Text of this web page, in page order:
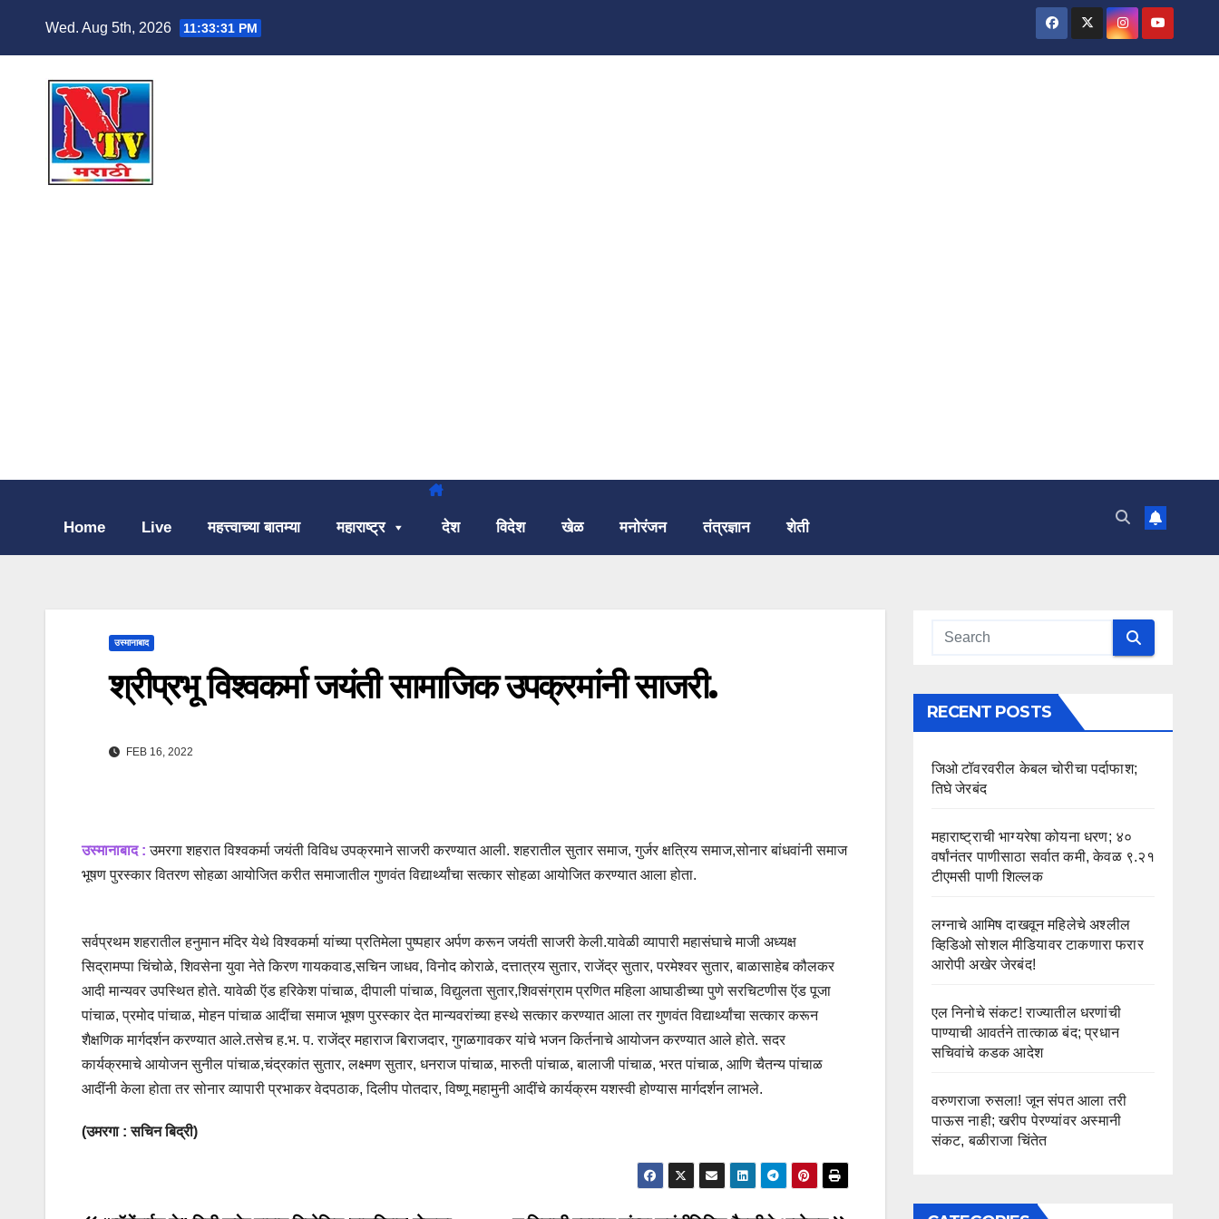
Wed. Aug 5th, 2026 11:33:32 PM
Home Live महत्त्वाच्या बातम्या महाराष्ट्र देश विदेश खेळ मनोरंजन तंत्रज्ञान शेती
उस्मानाबाद
श्रीप्रभू विश्वकर्मा जयंती सामाजिक उपक्रमांनी साजरी.
FEB 16, 2022
उस्मानाबाद :उमरगा शहरात विश्‍वकर्मा जयंती विविध उपक्रमाने साजरी करण्यात आली. शहरातील सुतार समाज, गुर्जर क्षत्रिय समाज,सोनार बांधवांनी समाज
भूषण पुरस्कार वितरण सोहळा आयोजित करीत समाजातील गुणवंत विद्यार्थ्यांचा सत्कार सोहळा आयोजित करण्यात आला होता.
सर्वप्रथम शहरातील हनुमान मंदिर येथे विश्वकर्मा यांच्या प्रतिमेला पुष्पहार अर्पण करून जयंती साजरी केली.यावेळी व्यापारी महासंघाचे माजी अध्यक्ष
सिद्रामप्पा चिंचोळे, शिवसेना युवा नेते किरण गायकवाड,सचिन जाधव, विनोद कोराळे, दत्तात्रय सुतार, राजेंद्र सुतार, परमेश्वर सुतार, बाळासाहेब कौलकर
आदी मान्यवर उपस्थित होते. यावेळी ऍड हरिकेश पांचाळ, दीपाली पांचाळ, विद्युलता सुतार,शिवसंग्राम प्रणित महिला आघाडीच्या पुणे सरचिटणीस ऍड पूजा
पांचाळ, प्रमोद पांचाळ, मोहन पांचाळ आदींचा समाज भूषण पुरस्कार देत मान्यवरांच्या हस्थे सत्कार करण्यात आला तर गुणवंत विद्यार्थ्यांचा सत्कार करून
शैक्षणिक मार्गदर्शन करण्यात आले.तसेच ह.भ. प. राजेंद्र महाराज बिराजदार, गुगळगावकर यांचे भजन किर्तनाचे आयोजन करण्यात आले होते. सदर
कार्यक्रमाचे आयोजन सुनील पांचाळ,चंद्रकांत सुतार, लक्ष्मण सुतार, धनराज पांचाळ, मारुती पांचाळ, बालाजी पांचाळ, भरत पांचाळ, आणि चैतन्य पांचाळ
आदींनी केला होता तर सोनार व्यापारी प्रभाकर वेदपठाक, दिलीप पोतदार, विष्णू महामुनी आदींचे कार्यक्रम यशस्वी होण्यास मार्गदर्शन लाभले.
(उमरगा : सचिन बिद्री)
RECENT POSTS
जिओ टॉवरवरील केबल चोरीचा पर्दाफाश;
तिघे जेरबंद
महाराष्ट्राची भाग्यरेषा कोयना धरण; ४०
वर्षांनंतर पाणीसाठा सर्वात कमी, केवळ ९.२१
टीएमसी पाणी शिल्लक
लग्नाचे आमिष दाखवून महिलेचे अश्लील
व्हिडिओ सोशल मीडियावर टाकणारा फरार
आरोपी अखेर जेरबंद!
एल निनोचे संकट! राज्यातील धरणांची
पाण्याची आवर्तने तात्काळ बंद; प्रधान
सचिवांचे कडक आदेश
वरुणराजा रुसला! जून संपत आला तरी
पाऊस नाही; खरीप पेरण्यांवर अस्मानी
संकट, बळीराजा चिंतेत